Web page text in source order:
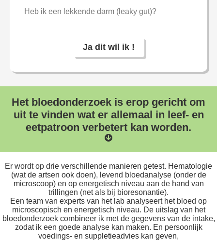
Heb ik een lekkende darm (leaky gut)?
Ja dit wil ik !
Het bloedonderzoek is erop gericht om
uit te vinden wat er allemaal in leef- en
eetpatroon verbetert kan worden.
Er wordt op drie verschillende manieren getest. Hematologie
(wat de artsen ook doen), levend bloedanalyse (onder de
microscoop) en op energetisch niveau aan de hand van
trillingen (net als bij bioresonantie).
Een team van experts van het lab analyseert het bloed op
microscopisch en energetisch niveau. De uitslag van het
bloedonderzoek combineer ik met de gegevens van de intake,
zodat ik een goede analyse kan maken. En persoonlijk
voedings- en suppletieadvies kan geven,